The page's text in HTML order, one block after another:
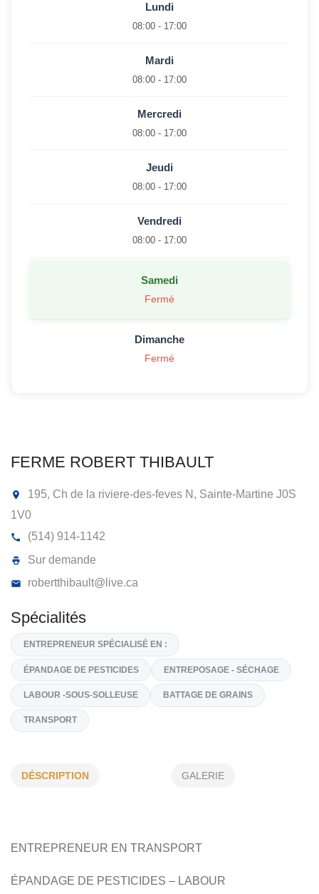
FERME ROBERT THIBAULT
1V0
(514) 914-1142
Sur demande
robertthibault@live.ca
Spécialités
TRANSPORT
DÉSCRIPTION GALERIE
ENTREPRENEUR EN TRANSPORT
ÉPANDAGE DE PESTICIDES – LABOUR
Lundi
08:00 - 17:00
Mardi
08:00 - 17:00
Mercredi
08:00 - 17:00
Jeudi
08:00 - 17:00
Vendredi
08:00 - 17:00
Samedi
Fermé
Dimanche
Fermé